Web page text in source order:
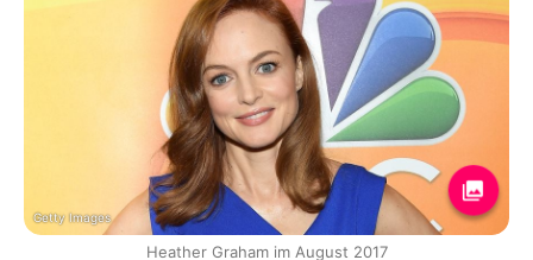
Getty Images
Heather Graham im August 2017